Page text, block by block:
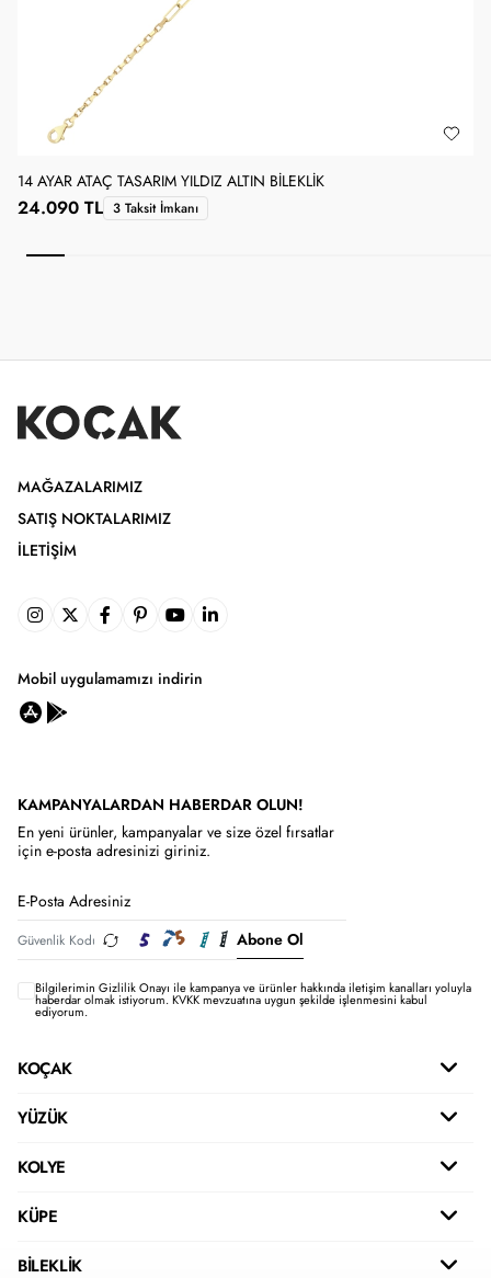
14 AYAR ATAÇ TASARIM YILDIZ ALTIN BILEKLIK
24.090 TL 3 Taksit İmkanı
MAĞAZALARIMIZ
SATIŞ NOKTALARIMIZ
İLETIŞIM
Mobil uygulamamızı indirin
KAMPANYALARDAN HABERDAR OLUN!
En yeni ürünler, kampanyalar ve size özel fırsatlar
için e-posta adresinizi giriniz.
Abone Ol
Bilgilerimin Gizlilik Onayı ile kampanya ve ürünler hakkında iletişim kanalları yoluyla
haberdar olmak istiyorum.KVKK mevzuatına uygun şekilde işlenmesini kabul
ediyorum.
KOÇAK
YÜZÜK
KOLYE
KÜPE
BİLEKLİK